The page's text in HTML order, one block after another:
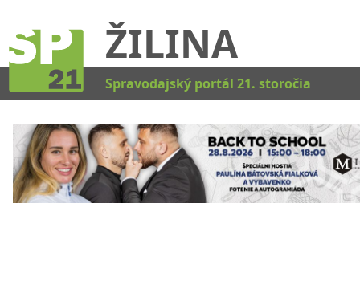
ŽILINA
Spravodajský portál 21. storočia